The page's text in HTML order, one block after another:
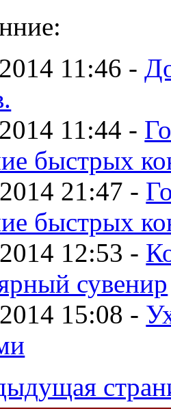
11:46 -
11:44 -
быстрых
21:47 -
быстрых
12:53 -
сувенир
15:08 -